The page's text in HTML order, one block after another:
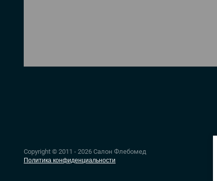
Copyright © 2011 - 2026 Салон Флебомед
Политика конфиденциальности